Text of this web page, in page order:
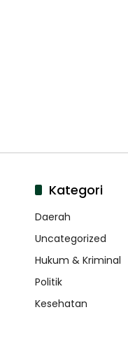
Kategori
Daerah
Uncategorized
Hukum & Kriminal
Politik
Kesehatan